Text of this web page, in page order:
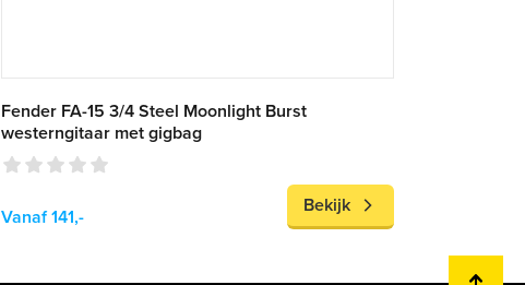
Fender FA-15 3/4 Steel Moonlight Burst
westerngitaar met gigbag
Vanaf 141,-
Bekijk